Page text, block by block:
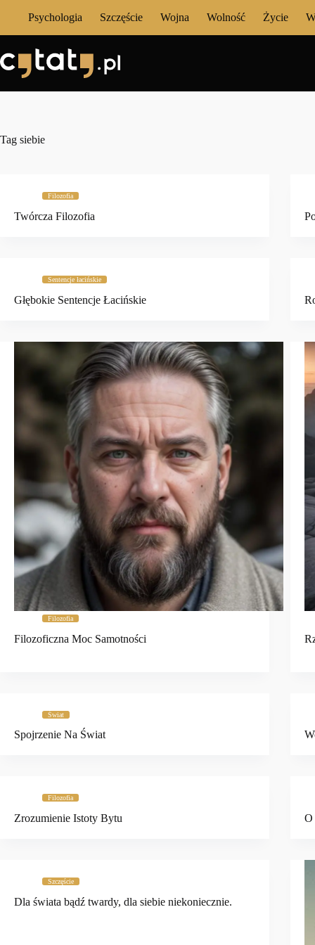
Psychologia Szczęście Wojna Wolność Życie
Tag siebie
Filozofia
Twórcza Filozofia
Sentencje łacińskie
Głębokie Sentencje Łacińskie
Filozofia
Filozoficzna Moc Samotności
Świat
Spojrzenie Na Świat
Filozofia
Zrozumienie Istoty Bytu O
Szczęście
Dla świata bądź twardy, dla siebie niekoniecznie.